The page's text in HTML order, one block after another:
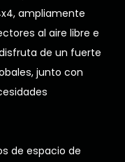
ampliamente
al aire libre e
de un fuerte
junto con
de espacio de